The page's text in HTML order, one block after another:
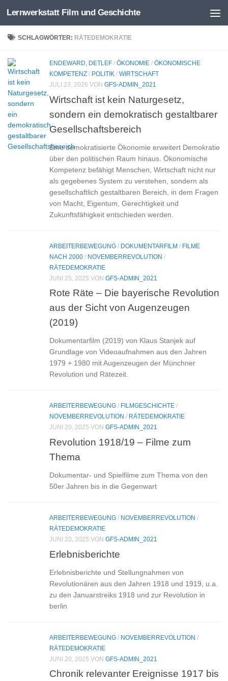
Zum Inhalt springen
Lernwerkstatt Film und Geschichte
SCHLAGWÖRTER: RÄTEDEMOKRATIE
ENDEWARD, DETLEF / ÖKONOMIE / ÖKONOMISCHE
KOMPETENZ / POLITIK / WIRTSCHAFT
JULI 23, 2026 VON GFS-ADMIN_2021
Wirtschaft ist kein Naturgesetz,
sondern ein demokratisch gestaltbarer
Gesellschaftsbereich
Eine demokratisierte Ökonomie erweitert Demokratie
über den politischen Raum hinaus. Ökonomische
Kompetenz befähigt Menschen, Wirtschaft nicht nur
als gegebenes System zu verstehen, sondern als
gesellschaftlich gestaltbaren Bereich, in dem Fragen
von Macht, Eigentum, Gerechtigkeit und
Zukunftsfähigkeit entschieden werden.
ARBEITERBEWEGUNG / DOKUMENTARFILM / FILME
NACH 2000 / NOVEMBERREVOLUTION /
RÄTEDEMOKRATIE
JUNI 25, 2025 VON GFS-ADMIN_2021
Rote Räte – Die bayerische Revolution
aus der Sicht von Augenzeugen
(2019)
Dokumentarfilm (2019) von Klaus Stanjek auf
Grundlage von Videoaufnahmen aus den Jahren
1979 + 1980 mit Augenzeugen der Münchner
Revolution und Rätezeit.
ARBEITERBEWEGUNG / FILMGESCHICHTE /
NOVEMBERREVOLUTION / RÄTEDEMOKRATIE
JUNI 20, 2025 VON GFS-ADMIN_2021
Revolution 1918/19 – Filme zum
Thema
Dokumentar- und Spielfilme zum Thema von den
50er Jahren bis in die Gegenwart
ARBEITERBEWEGUNG / NOVEMBERREVOLUTION /
RÄTEDEMOKRATIE
JUNI 20, 2025 VON GFS-ADMIN_2021
Erlebnisberichte
Erlebnisberichte und Stellungnahmen von
Revolutionären aus den Jahren 1918 und 1919, u.a.
zu den Januarstreiks 1918 und zur Revolution in
berlin
ARBEITERBEWEGUNG / NOVEMBERREVOLUTION /
RÄTEDEMOKRATIE
JUNI 20, 2025 VON GFS-ADMIN_2021
Chronik relevanter Ereignisse 1917 bis